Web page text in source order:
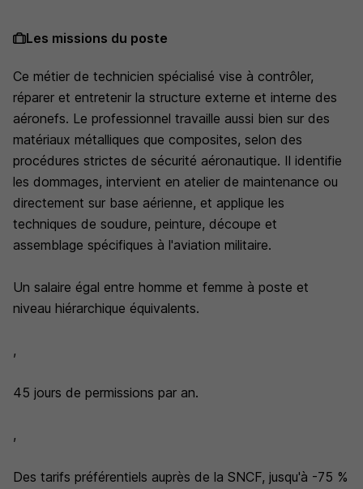
Les missions du poste
Ce métier de technicien spécialisé vise à contrôler,
réparer et entretenir la structure externe et interne des
aéronefs. Le professionnel travaille aussi bien sur des
matériaux métalliques que composites, selon des
procédures strictes de sécurité aéronautique. Il identifie
les dommages, intervient en atelier de maintenance ou
directement sur base aérienne, et applique les
techniques de soudure, peinture, découpe et
assemblage spécifiques à l'aviation militaire.
Un salaire égal entre homme et femme à poste et
niveau hiérarchique équivalents.
,
45 jours de permissions par an.
,
Des tarifs préférentiels auprès de la SNCF, jusqu'à -75 %